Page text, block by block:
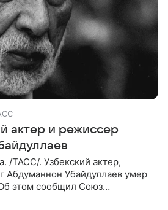
актер и режиссер
/ТАСС/. Узбекский актер,
Абдуманнон Убайдуллаев умер
этом сообщил Союз